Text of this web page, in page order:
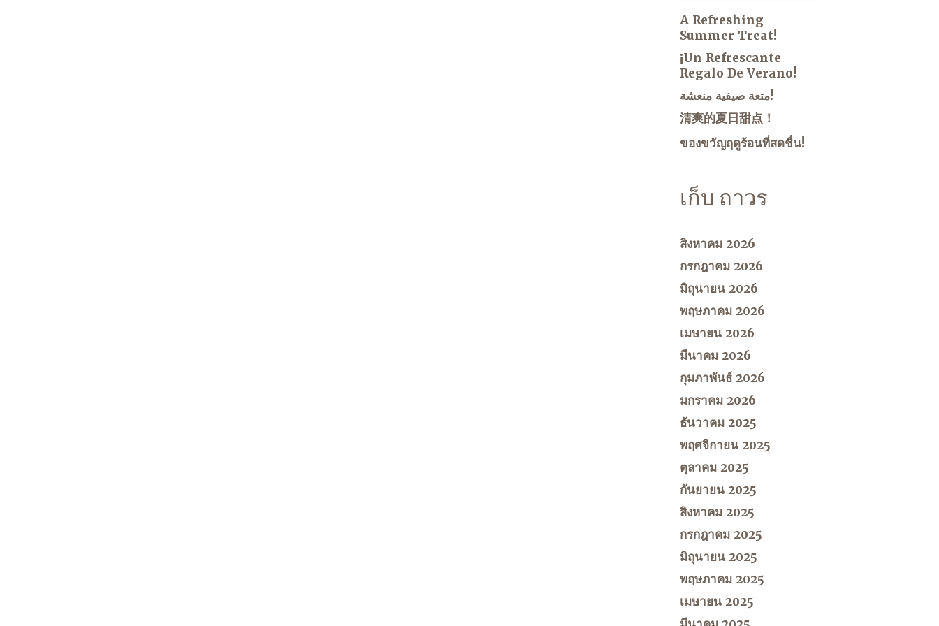
A Refreshing
Summer Treat!
¡Un Refrescante
Regalo De Verano!
متعة صيفية منعشة!
清爽的夏日甜点！
ของขวัญฤดูร้อนที่สดชื่น!
เก็บ ถาวร
สิงหาคม 2026
กรกฎาคม 2026
มิถุนายน 2026
พฤษภาคม 2026
เมษายน 2026
มีนาคม 2026
กุมภาพันธ์ 2026
มกราคม 2026
ธันวาคม 2025
พฤศจิกายน 2025
ตุลาคม 2025
กันยายน 2025
สิงหาคม 2025
กรกฎาคม 2025
มิถุนายน 2025
พฤษภาคม 2025
เมษายน 2025